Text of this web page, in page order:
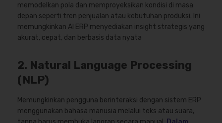
memodelkan pola dan memproyeksikan kondisi di masa
depan seperti tren penjualan atau kebutuhan produksi. Ini
memungkinkan AI ERP menyediakan insight strategis yang
akurat, cepat, dan berbasis data nyata
2. Natural Language Processing
(NLP)
Memungkinkan pengguna berinteraksi dengan sistem ERP
menggunakan bahasa manusia melalui teks atau suara,